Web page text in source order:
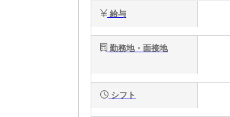
給与
勤務地・面接地
シフト